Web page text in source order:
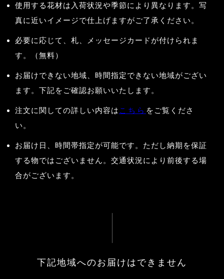
使用する花材は入荷状況や季節により異なります。写
真に近いイメージで仕上げますがご了承ください。
必要に応じて、札、メッセージカードが付けられま
す。（無料）
お届けできない地域、時間指定できない地域がござい
ます。下記をご確認お願いいたします。
注文に関しての詳しい内容は こちら をご覧くださ
い。
お届け日、時間帯指定が可能です。ただし納期を保証
する物ではございません。交通状況により前後する場
合がございます。
下記地域へのお届けはできません